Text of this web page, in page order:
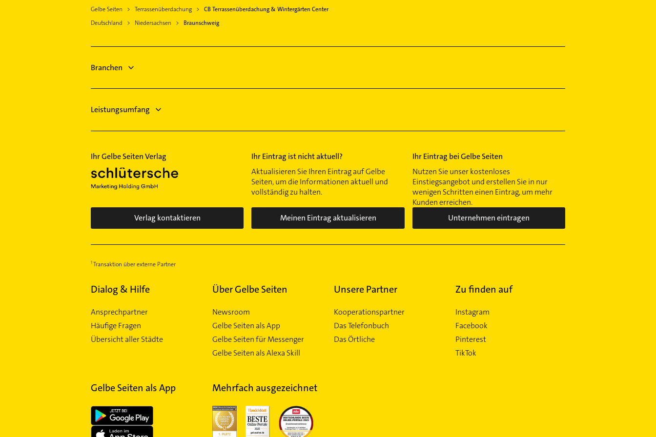
Sanitärinstallation
Logopädie
Heizungsbauer
Heizungsfirmen
Sanitärinstallation
Gelbe Seiten Terrassenüberdachung
CB Terrassenüberdachung & Wintergärten Center
Deutschland
Niedersachsen Braunschweig
Branchen
Leistungsumfang
Ihr Gelbe Seiten Verlag
Verlag kontaktieren
Ihr Eintrag ist nicht aktuell?
Aktualisieren Sie Ihren Eintrag auf Gelbe
Seiten, um die Informationen aktuell und
vollständig zu halten.
Meinen Eintrag aktualisieren
Ihr Eintrag bei Gelbe Seiten
Nutzen Sie unser kostenloses
Einstiegsangebot und erstellen Sie in nur
wenigen Schritten einen Eintrag, um mehr
Kunden erreichen.
Unternehmen eintragen
Transaktion über externe Partner
Dialog & Hilfe
Ansprechpartner
Häufige Fragen
Übersicht aller Städte
Über Gelbe Seiten
Newsroom
Gelbe Seiten als App
Gelbe Seiten für Messenger
Gelbe Seiten als Alexa Skill
Unsere Partner
Kooperationspartner
Das Telefonbuch
Das Örtliche
Zu finden auf
Instagram
Facebook
Pinterest
TikTok
Gelbe Seiten als App Mehrfach ausgezeichnet